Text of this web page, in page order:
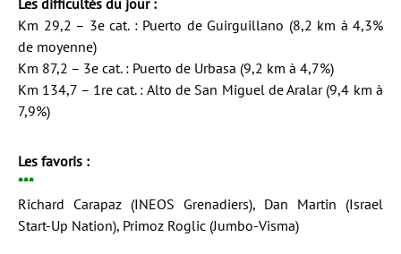
Les difficultés du jour :
Km 29,2 – 3e cat. : Puerto de Guirguillano (8,2 km à 4,3%
de moyenne)
Km 87,2 – 3e cat. : Puerto de Urbasa (9,2 km à 4,7%)
Km 134,7 – 1re cat. : Alto de San Miguel de Aralar (9,4 km à
7,9%)
Les favoris :
***
Richard Carapaz (INEOS Grenadiers), Dan Martin (Israel
Start-Up Nation), Primoz Roglic (Jumbo-Visma)